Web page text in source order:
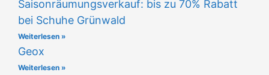
Saisonräumungsverkauf: bis zu 70% Rabatt
bei Schuhe Grünwald
Weiterlesen »
Geox
Weiterlesen »